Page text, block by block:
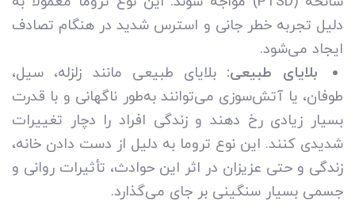
دلیل تجربه خطر جانی و استرس شدید در هنگام تصادف
ایجاد می‌شود.
بلایای طبیعی: بلایای طبیعی مانند زلزله، سیل،
طوفان، یا آتش‌سوزی می‌توانند به‌طور ناگهانی و با قدرت
بسیار زیادی رخ دهند و زندگی افراد را دچار تغییرات
شدیدی کنند. این نوع تروما به دلیل از دست دادن خانه،
زندگی و حتی عزیزان در اثر این حوادث، تأثیرات روانی و
جسمی بسیار سنگینی بر جای می‌گذارد.